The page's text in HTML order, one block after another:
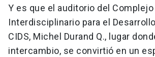
Y es que el auditorio del Complejo
Interdisciplinario para el
CIDS, Michel Durand Q., lugar
intercambio, se convirtió en un